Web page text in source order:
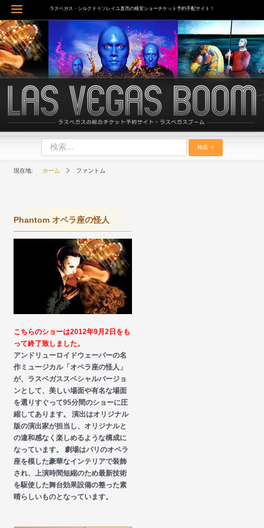
を
ス
キ
ッ
プ
Main
Menu
ラスベガス・シルクドゥソレイユ直売の格安ショーチケット予約手配サイト！
検索
ホーム ファントム
Phantom オペラ座の怪人
こちらのショーは2012年9月2日をも
って終了致しました。
アンドリューロイドウェーバーの名
作ミュージカル「オペラ座の怪人」
が、ラスベガススペシャルバージョ
ンとして、美しい場面や有名な場面
を選りすぐって95分間のショーに圧
縮してあります。 演出はオリジナル
版の演出家が担当し、オリジナルと
の違和感なく楽しめるような構成に
なっています。 劇場はパリのオペラ
座を模した豪華なインテリアで装飾
され、上演時間短縮のため最新技術
を駆使した舞台効果設備の整った素
晴らしいものとなっています。